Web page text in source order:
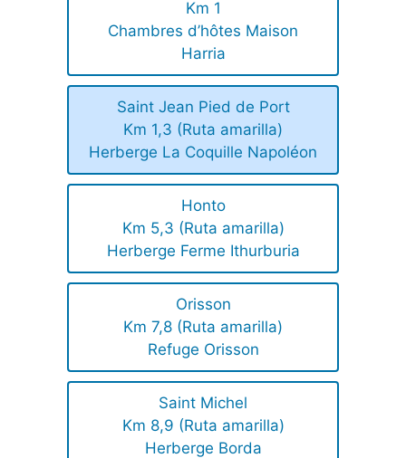
Km 1
Chambres d’hôtes Maison
Harria
Saint Jean Pied de Port
Km 1,3 (Ruta amarilla)
Herberge La Coquille Napoléon
Honto
Km 5,3 (Ruta amarilla)
Herberge Ferme Ithurburia
Orisson
Km 7,8 (Ruta amarilla)
Refuge Orisson
Saint Michel
Km 8,9 (Ruta amarilla)
Herberge Borda